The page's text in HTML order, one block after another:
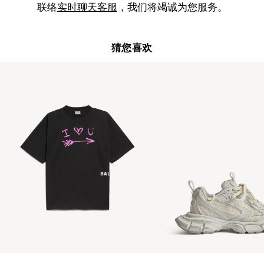
联络实时聊天客服 ，我们将竭诚为您服务。
猜您喜欢